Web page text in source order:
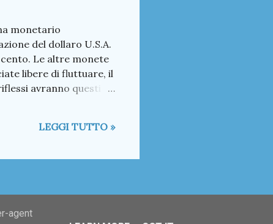
monetario
del dollaro U.S.A.
Le altre monete
libere di fluttuare, il
avranno questi
- la chiesa
LEGGI TUTTO »
agent